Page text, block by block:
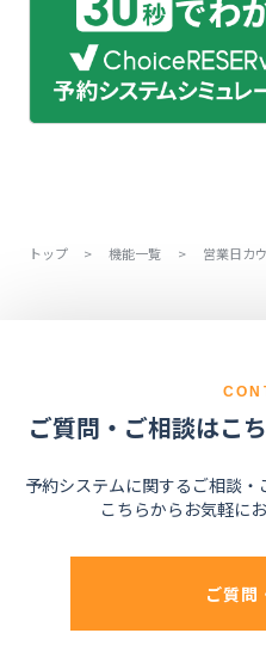
トップ > 機能一覧 > 営業日カ
ご質問・ご相談はこ
予約システムに関するご相談・
こちらからお気軽に
ご質問